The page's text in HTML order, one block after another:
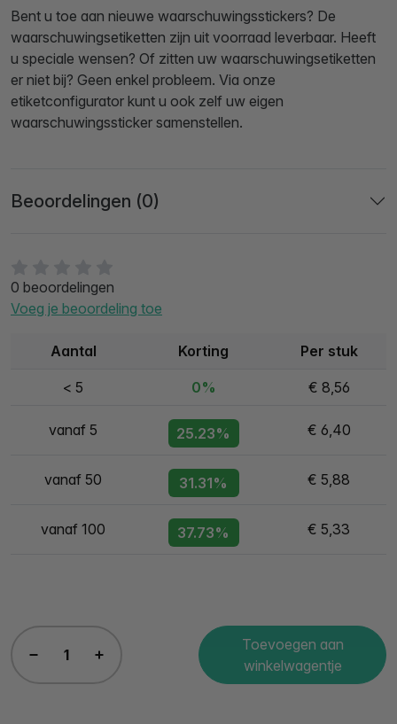
0 beoordelingen
Voeg je beoordeling toe
Aantal Korting Per stuk
< 5 0% € 8,56
vanaf 5 25.23% € 6,40
vanaf 50 31.31% € 5,88
vanaf 100 37.73% € 5,33
Toevoegen aan
winkelwagentje
Bent u toe aan nieuwe waarschuwingsstickers? De
waarschuwingsetiketten zijn uit voorraad leverbaar. Heeft
u speciale wensen? Of zitten uw waarschuwingsetiketten
er niet bij? Geen enkel probleem. Via onze
etiketconfigurator kunt u ook zelf uw eigen
waarschuwingssticker samenstellen.
Beoordelingen (0)